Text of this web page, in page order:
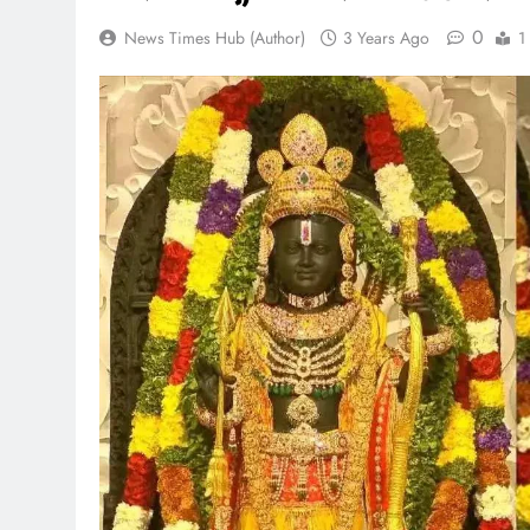
News Times Hub (Author) 3 Years Ago 0